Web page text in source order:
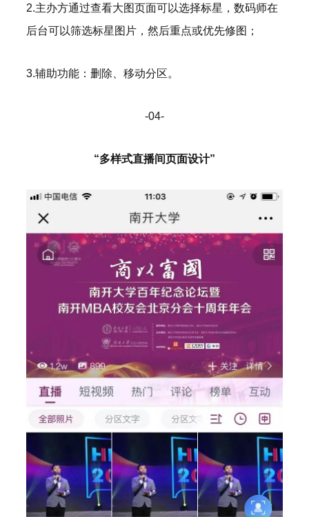
2.主办方通过查看大图页面可以选择标星，数码师在
后台可以筛选标星图片，然后重点或优先修图；
3.辅助功能：删除、移动分区。
-04-
“多样式直播间页面设计”